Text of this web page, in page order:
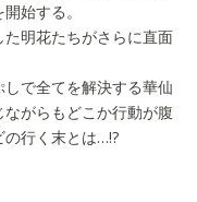
始する。
明花たちがさらに直面
で全てを解決する華仙
がらもどこか行動が腹
行く末とは…!?